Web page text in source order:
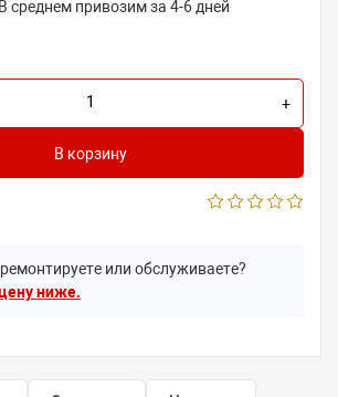
В среднем привозим за 4-6 дней
+
В корзину
или обслуживаете?
ниже.